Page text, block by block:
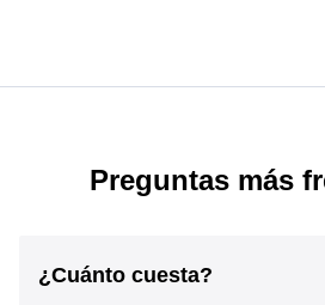
Preguntas más
¿Cuánto cuesta?